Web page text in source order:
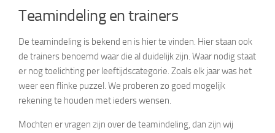
Teamindeling en trainers
De teamindeling is bekend en is hier te vinden. Hier staan ook
de trainers benoemd waar die al duidelijk zijn. Waar nodig staat
er nog toelichting per leeftijdscategorie. Zoals elk jaar was het
weer een flinke puzzel. We proberen zo goed mogelijk
rekening te houden met ieders wensen.
Mochten er vragen zijn over de teamindeling, dan zijn wij